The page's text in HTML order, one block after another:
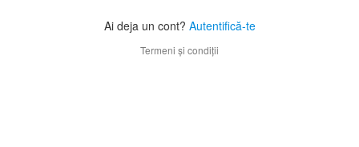
Ai deja un cont? Autentifică-te
Termeni și condiții